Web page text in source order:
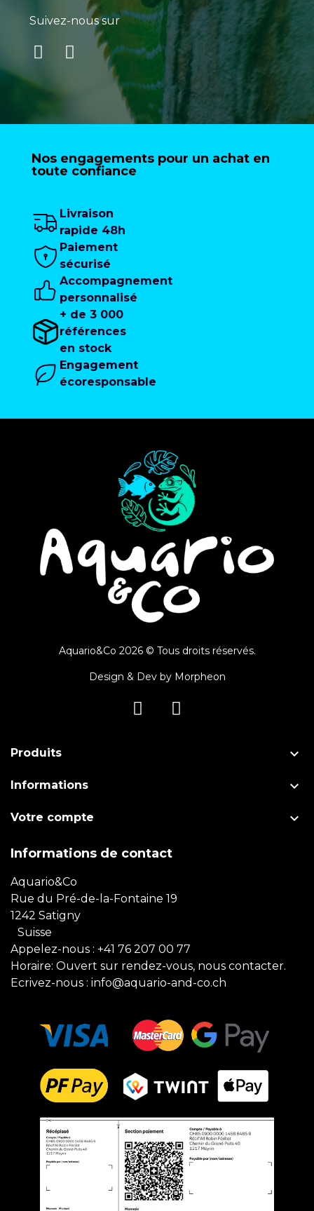
Suivez-nous sur
Nos engagements pour un achat en
toute confiance
Livraison
rapide 48h
Paiement
sécurisé
Accompagnement
personnalisé
+ de 3 000
références
en stock
Engagement
écoresponsable
Aquario&Co 2026 © Tous droits réservés.
Design & Dev by Morpheon
Produits 
Informations 
Votre compte 
Informations de contact
Aquario&Co
Rue du Pré-de-la-Fontaine 19
1242 Satigny
Suisse
Appelez-nous : +41 76 207 00 77
Horaire: Ouvert sur rendez-vous, nous contacter.
Ecrivez-nous : info@aquario-and-co.ch